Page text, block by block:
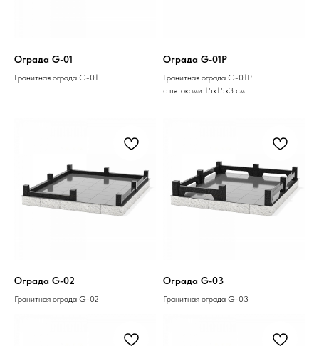
Ограда G-01
Гранитная ограда G-01
Ограда G-01P
Гранитная ограда G-01P
с пятоками 15х15х3 см
Ограда G-02
Гранитная ограда G-02
Ограда G-03
Гранитная ограда G-03